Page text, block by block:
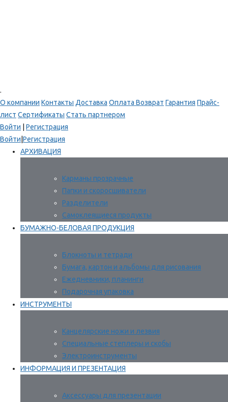
.
О компании Контакты Доставка Оплата Возврат Гарантия Прайс-
лист Сертификаты Стать партнером
Войти
Регистрация
Войти Регистрация
АРХИВАЦИЯ
Карманы прозрачные
Папки и скоросшиватели
Разделители
Самоклеящиеся продукты
БУМАЖНО-БЕЛОВАЯ ПРОДУКЦИЯ
Блокноты и тетради
Бумага, картон и альбомы для рисования
Ежедневники, планинги
Подарочная упаковка
ИНСТРУМЕНТЫ
Канцелярские ножи и лезвия
Специальные степлеры и скобы
Электроинструменты
ИНФОРМАЦИЯ И ПРЕЗЕНТАЦИЯ
Аксессуары для презентации